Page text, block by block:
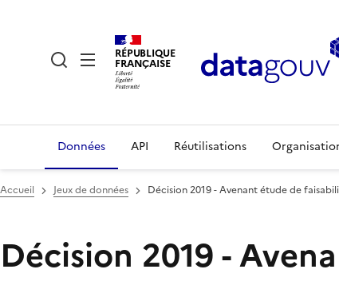
RÉPUBLIQUE
FRANÇAISE
Données API Réutilisations
Accueil Jeux de données Décision 2019 - Avenant étude de
Décision 2019 -